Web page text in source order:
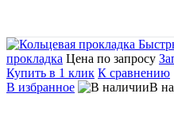
прокладка Цена по запросу
Купить в 1 клик К сравнению
В избранное
В